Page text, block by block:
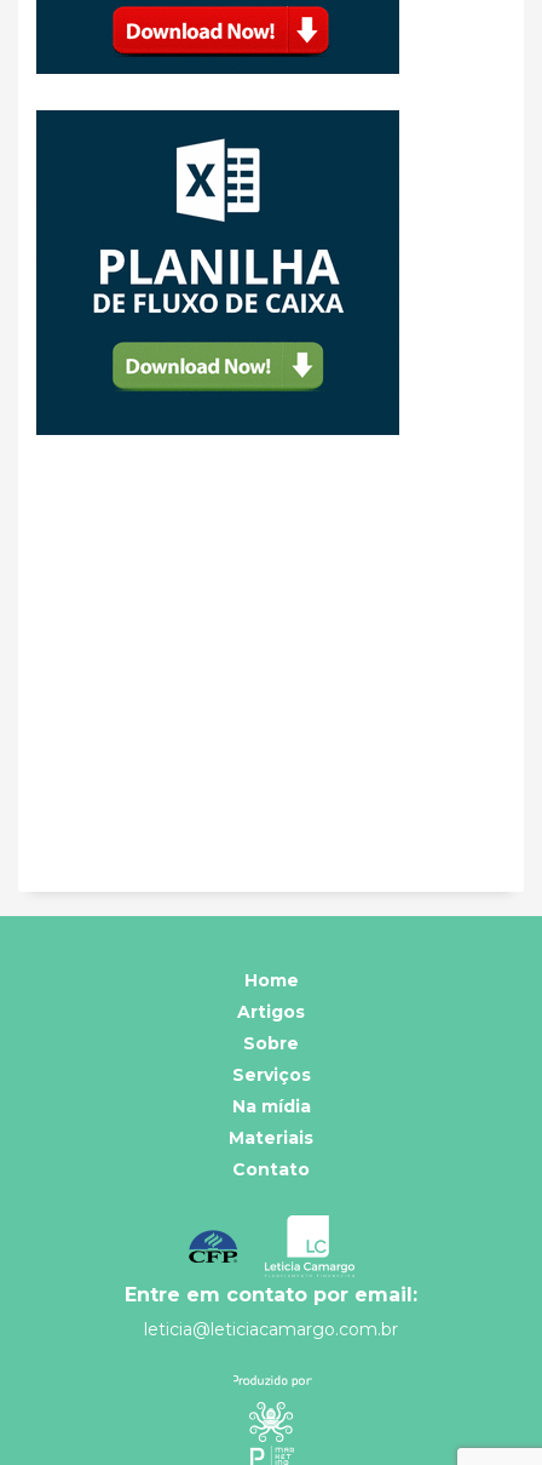
Home
Artigos
Sobre
Serviços
Na mídia
Materiais
Contato
Entre em contato por email:
leticia@leticiacamargo.com.br